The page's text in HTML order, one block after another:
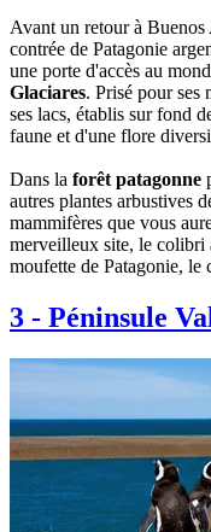
Avant un retour à
contrée de Patagonie
une porte d'accès au
Glaciares. Prisé pour ses
ses lacs, établis sur fond
faune et d'une flore
Dans la forêt patagonne
autres plantes arbustives
mammifères que vous
merveilleux site, le colibri
moufette de Patagonie, le
3 - Péninsule